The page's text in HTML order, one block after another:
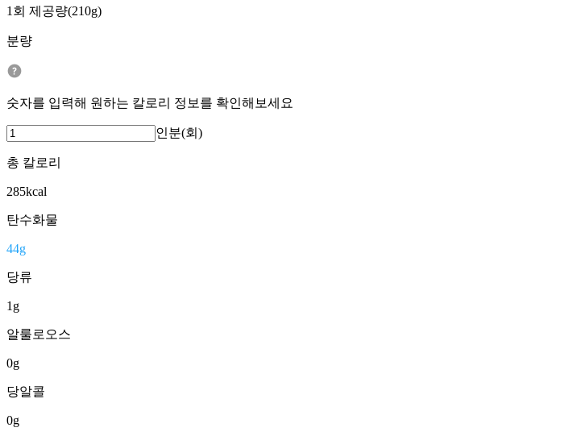
1회 제공량(210g)
분량
숫자를 입력해 원하는 칼로리 정보를 확인해보세요
인분(회)
총 칼로리
285kcal
탄수화물
44g
당류
1 g
알룰로오스
0g
당알콜
0g